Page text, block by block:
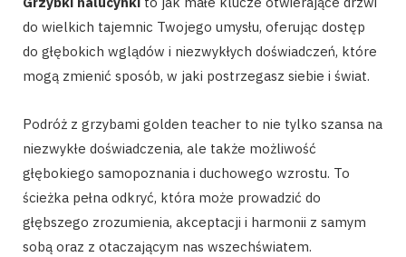
do wielkich tajemnic Twojego umysłu, oferując dostęp
do głębokich wglądów i niezwykłych doświadczeń, które
mogą zmienić sposób, w jaki postrzegasz siebie i świat.
Podróż z grzybami golden teacher to nie tylko szansa na
niezwykłe doświadczenia, ale także możliwość
głębokiego samopoznania i duchowego wzrostu. To
ścieżka pełna odkryć, która może prowadzić do
głębszego zrozumienia, akceptacji i harmonii z samym
sobą oraz z otaczającym nas wszechświatem.